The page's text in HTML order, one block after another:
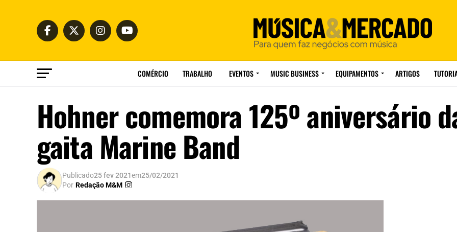
COMÉRCIO TRABALHO EVENTOS MUSIC BUSINESS EQUIPAMENTOS ARTIGOS
Hohner comemora 125º aniversário
gaita Marine Band
Publicado25 fev 2021em25/02/2021
Por Redação M&M